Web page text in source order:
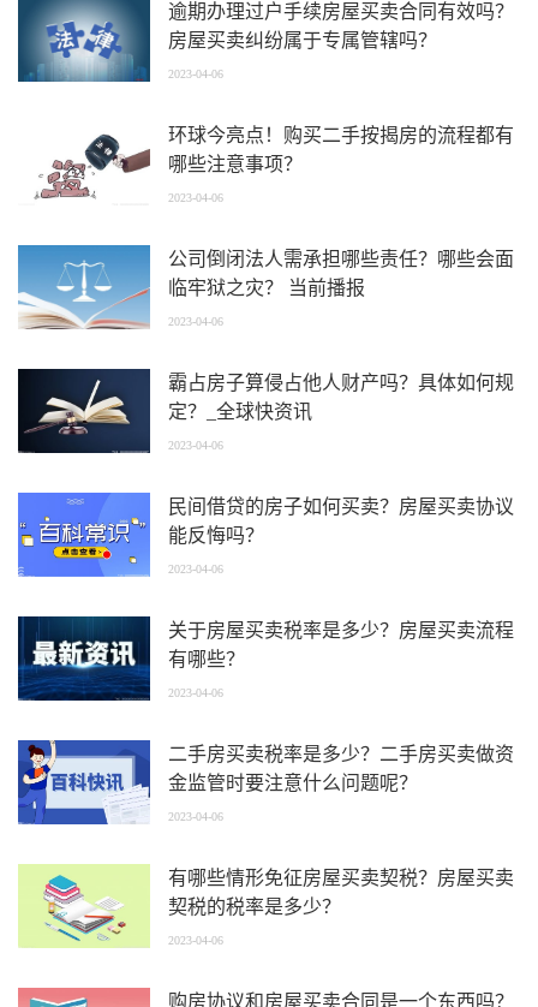
逾期办理过户手续房屋买卖合同有效吗？
房屋买卖纠纷属于专属管辖吗？
2023-04-06
环球今亮点！购买二手按揭房的流程都有
哪些注意事项？
2023-04-06
公司倒闭法人需承担哪些责任？哪些会面
临牢狱之灾？ 当前播报
2023-04-06
霸占房子算侵占他人财产吗？具体如何规
定？_全球快资讯
2023-04-06
民间借贷的房子如何买卖？房屋买卖协议
能反悔吗？
2023-04-06
关于房屋买卖税率是多少？房屋买卖流程
有哪些？
2023-04-06
二手房买卖税率是多少？二手房买卖做资
金监管时要注意什么问题呢？
2023-04-06
有哪些情形免征房屋买卖契税？房屋买卖
契税的税率是多少？
2023-04-06
购房协议和房屋买卖合同是一个东西吗？